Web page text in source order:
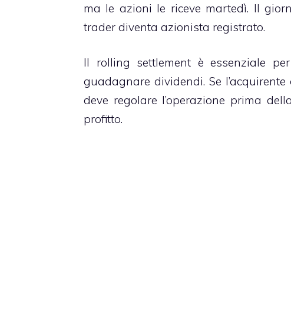
ma le azioni le riceve martedì. Il
trader diventa azionista registrato.
Il rolling settlement è essenziale
guadagnare dividendi. Se
deve regolare l’operazione prima
profitto.